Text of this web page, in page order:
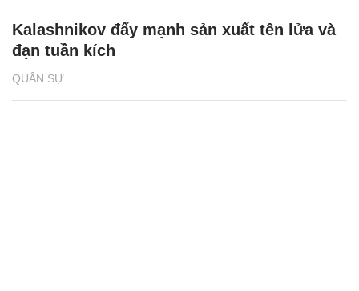
QUÂN SỰ
Kalashnikov đẩy mạnh sản xuất tên lửa và
đạn tuần kích